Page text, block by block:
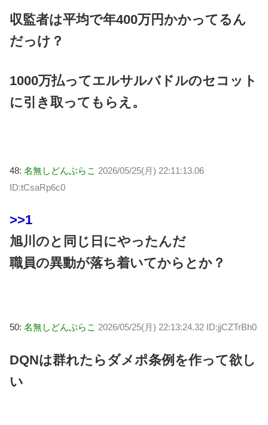
収監者は平均で年400万円かかってるん
だっけ？
1000万払ってエルサルバドルのセコット
に引き取ってもらえ。
48: 名無しどんぶらこ 2026/05/25(月) 22:11:13.06
ID:tCsaRp6c0
>>1
旭川のと同じ日にやったんだ
職員の異動が落ち着いてからとか？
50: 名無しどんぶらこ 2026/05/25(月) 22:13:24.32 ID:jjCZTrBh0
DQNは群れたらダメポ条例を作って欲し
い